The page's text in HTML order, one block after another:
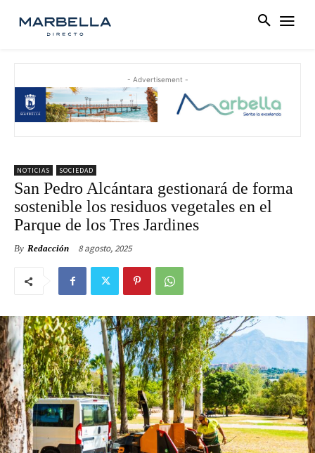
- Advertisement -
NOTICIAS SOCIEDAD
San Pedro Alcántara gestionará de forma
sostenible los residuos vegetales en el
Parque de los Tres Jardines
By Redacción 8 agosto, 2025